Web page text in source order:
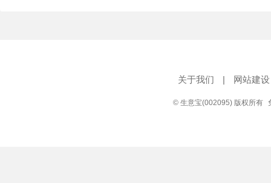
关于我们 网站建设
© 生意宝(002095) 版权所有